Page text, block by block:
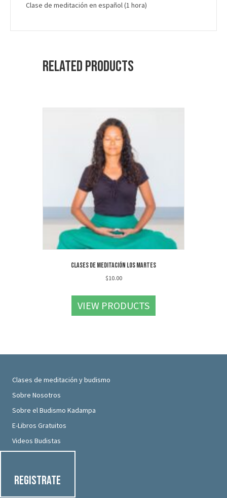
Clase de meditación en español (1 hora)
Related products
Clases de meditación los martes
$10.00
VIEW PRODUCTS
Clases de meditación y budismo
Sobre Nosotros
Sobre el Budismo Kadampa
E-Libros Gratuitos
Videos Budistas
Registrate